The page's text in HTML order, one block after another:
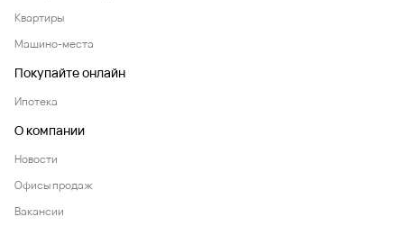
Квартиры
Машино-места
Покупайте онлайн
Ипотека
О компании
Новости
Офисы продаж
Вакансии